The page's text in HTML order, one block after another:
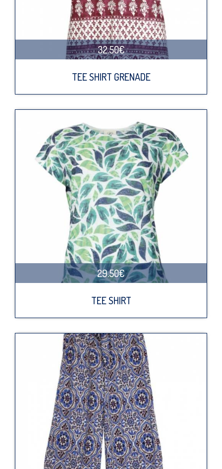
32.50€
TEE SHIRT GRENADE
29.50€
TEE SHIRT